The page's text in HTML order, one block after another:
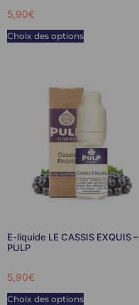
5,90€
Choix des options
E-liquide LE CASSIS EXQUIS –
PULP
5,90€
Choix des options